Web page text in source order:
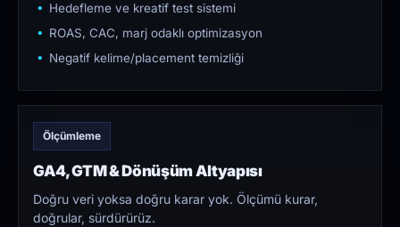
Hedefleme ve kreatif test sistemi
ROAS, CAC, marj odaklı optimizasyon
Negatif kelime/placement temizliği
Ölçümleme
GA4, GTM & Dönüşüm Altyapısı
Doğru veri yoksa doğru karar yok. Ölçümü kurar,
doğrular, sürdürürüz.